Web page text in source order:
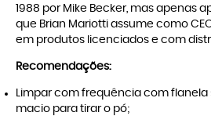
1988 por Mike Becker, mas apenas
que Brian Mariotti assume como
em produtos licenciados e com
Recomendações:
Limpar com frequência com
macio para tirar o pó;